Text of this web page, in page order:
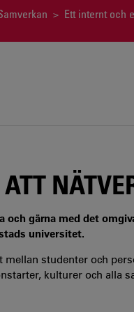
> Ett internt och
och gärna med det
universitet.
studenter och
kulturer och alla